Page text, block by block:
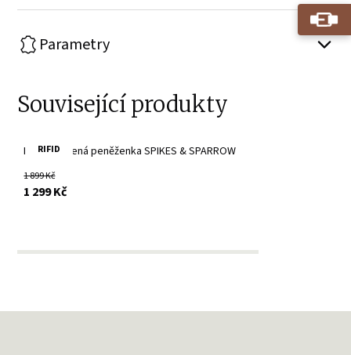
Parametry
Související produkty
RIFID
Hnědá kožená peněženka SPIKES & SPARROW
1 899 Kč
1 299 Kčs DPH